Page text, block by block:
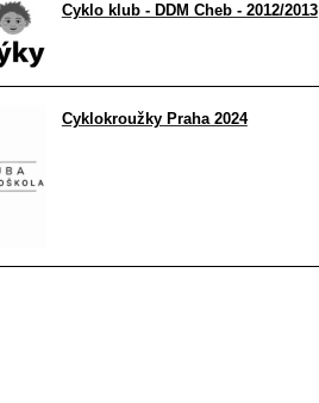
Cyklo klub - DDM Cheb - 2012/2013
Cyklokroužky Praha 2024